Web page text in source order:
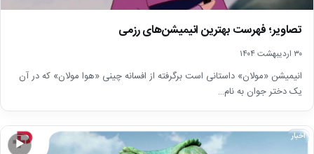
تصاویر؛ فهرست بهترین انیمیشن‌های رزمی
۳۰ اردیبهشت ۱۴۰۴
انیمیشن «مولان» داستانی است برگرفته از افسانه چینی «هوا مولان» که در آن
یک دختر جوان به نام…
▶
اخبار